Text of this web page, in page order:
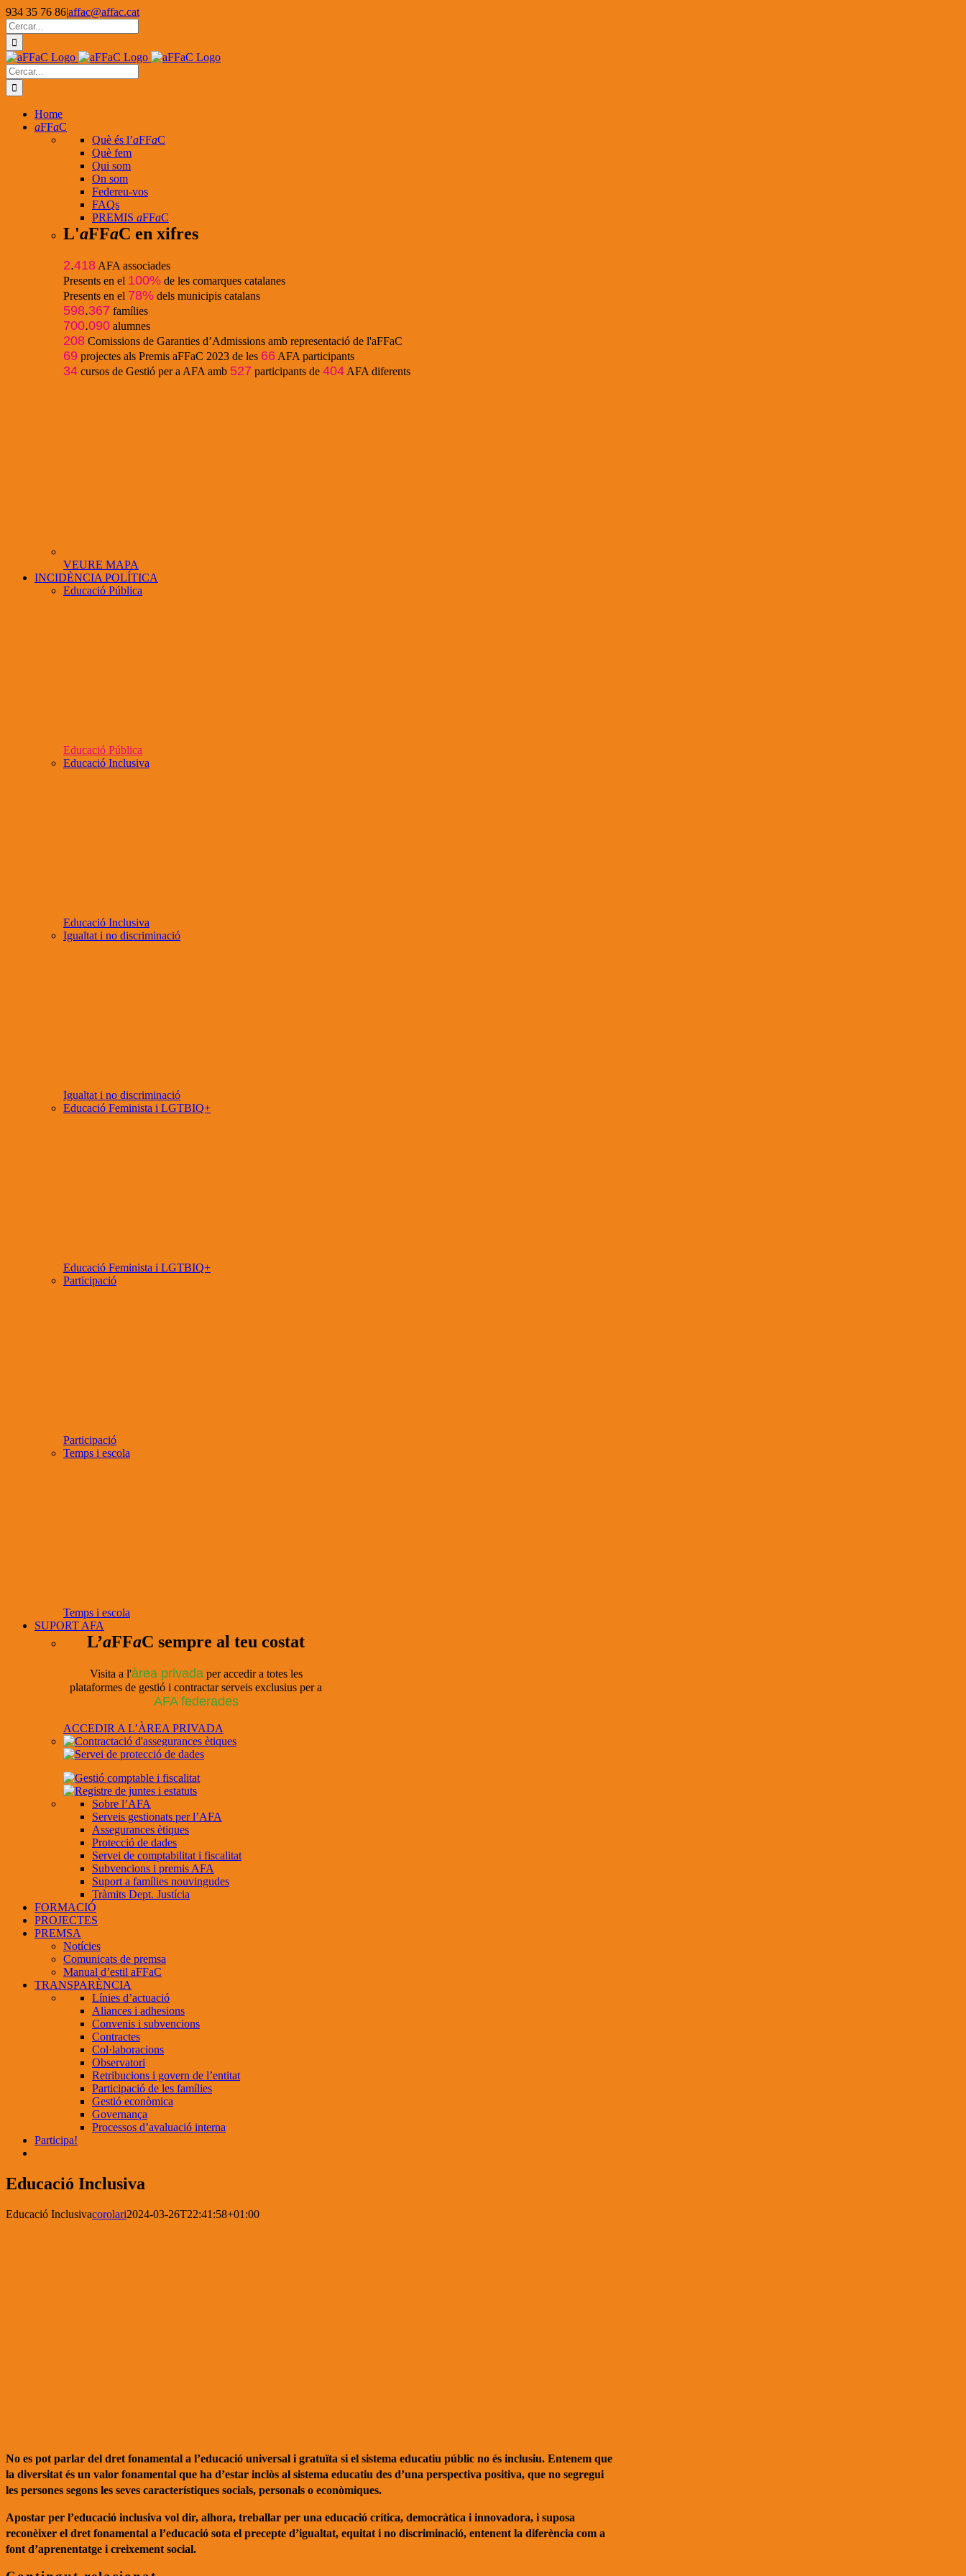
Skip
to
content
934 35 76 86|affac@affac.cat
Facebook
X
YouTube
Cerca
…
Cerca
…
Home
aFFaC
Què és l’aFFaC
Què fem
Qui som
On som
Federeu-vos
FAQs
PREMIS aFFaC
L'aFFaC en xifres
2.418 AFA associades
Presents en el 100% de les comarques catalanes
Presents en el 78% dels municipis catalans
598.367 famílies
700.090 alumnes
208 Comissions de Garanties d’Admissions amb representació de l'aFFaC
69 projectes als Premis aFFaC 2023 de les 66 AFA participants
34 cursos de Gestió per a AFA amb 527 participants de 404 AFA diferents
VEURE MAPA
INCIDÈNCIA POLÍTICA
Educació Pública
Educació Pública
Educació Inclusiva
Educació Inclusiva
Igualtat i no discriminació
Igualtat i no discriminació
Educació Feminista i LGTBIQ+
Educació Feminista i LGTBIQ+
Participació
Participació
Temps i escola
Temps i escola
SUPORT AFA
L’aFFaC sempre al teu costat
Visita a l'àrea privada per accedir a totes les
plataformes de gestió i contractar serveis exclusius per a
AFA federades
ACCEDIR A L’ÀREA PRIVADA
Sobre l’AFA
Serveis gestionats per l’AFA
Assegurances ètiques
Protecció de dades
Servei de comptabilitat i fiscalitat
Subvencions i premis AFA
Suport a famílies nouvingudes
Tràmits Dept. Justícia
FORMACIÓ
PROJECTES
PREMSA
Notícies
Comunicats de premsa
Manual d’estil aFFaC
TRANSPARÈNCIA
Línies d’actuació
Aliances i adhesions
Convenis i subvencions
Contractes
Col·laboracions
Observatori
Retribucions i govern de l’entitat
Participació de les famílies
Gestió econòmica
Governança
Processos d’avaluació interna
Participa!
Educació Inclusiva
Educació Inclusivacorolari2024-03-26T22:41:58+01:00
No es pot parlar del dret fonamental a l’educació universal i gratuïta si el sistema educatiu públic no és inclusiu. Entenem que
la diversitat és un valor fonamental que ha d’estar inclòs al sistema educatiu des d’una perspectiva positiva, que no segregui
les persones segons les seves característiques socials, personals o econòmiques.
Apostar per l’educació inclusiva vol dir, alhora, treballar per una educació crítica, democràtica i innovadora, i suposa
reconèixer el dret fonamental a l’educació sota el precepte d’igualtat, equitat i no discriminació, entenent la diferència com a
font d’aprenentatge i creixement social.